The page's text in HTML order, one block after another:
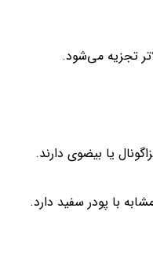
یا بیضوی دارند.
با پودر سفید دارد.